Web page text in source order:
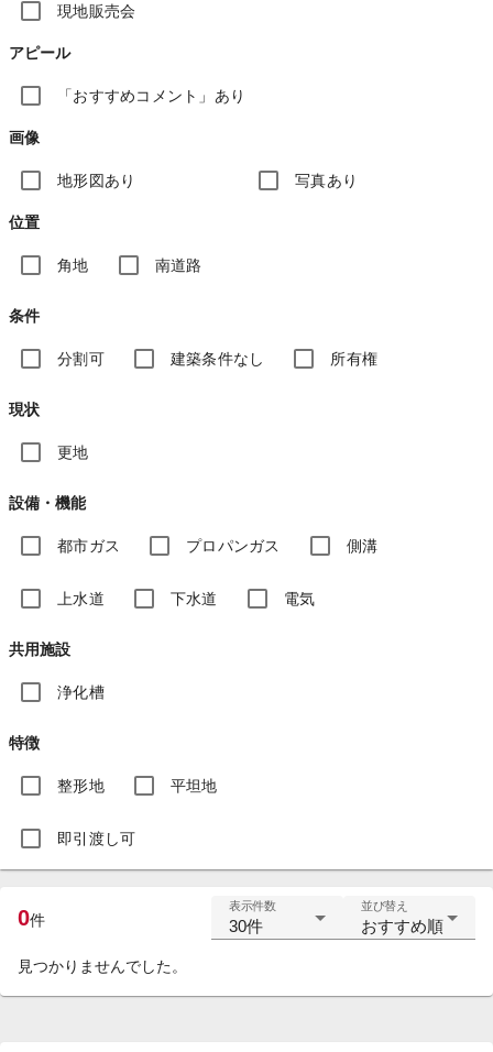
現地販売会
アピール
「おすすめコメント」あり
画像
地形図あり 写真あり
位置
角地 南道路
条件
分割可 建築条件なし 所有権
現状
更地
設備・機能
都市ガス プロパンガス 側溝
上水道 下水道 電気
共用施設
浄化槽
特徴
整形地 平坦地
即引渡し可
0件
表示件数
30件
並び替え
おすすめ順
見つかりませんでした。